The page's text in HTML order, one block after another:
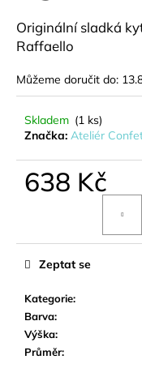
hvězdiček.
Originální sladká
Raffaello
Můžeme doručit do:
Skladem (1 ks)
Značka: Ateliér
638 Kč
Kategorie:
Barva:
Výška:
Průměr:
Zeptat se
D
p
o
u
e
KYTICE
ZUZANA
489